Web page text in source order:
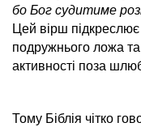
бо Бог судитиме
Цей вірш
подружнього ложа та
активності поза
Тому Біблія чітко